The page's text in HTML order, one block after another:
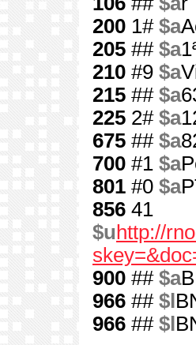
200 1# $a
205 ## $a
210 #9 $a
215 ## $a
225 2# $a
675 ## $a
700 #1 $a
801 #0 $a
856 41
$u http://
900 ## $a
966 ## $l
966 ## $l